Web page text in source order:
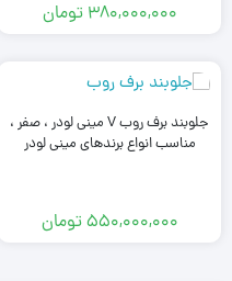
380,000,000 تومان
جلوبند برف روب V مینی لودر ، صفر ،
مناسب انواع برندهای مینی لودر
550,000,000تومان